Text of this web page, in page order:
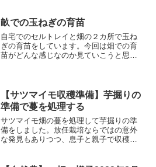
ないよね？培土を再利用していたため前
の種が混ざっていたようです。
畝での玉ねぎの育苗
自宅でのセルトレイと畑の２カ所で玉ね
ぎの育苗をしています。今回は畑での育
苗がどんな感じなのか見ていこうと思い
【サツマイモ収穫準備】芋掘りの
準備で蔓を処理する
サツマイモ畑の蔓を処理して芋掘りの準
備をしました。放任栽培ならではの意外
な発見もありつつ、息子と親子で収穫に